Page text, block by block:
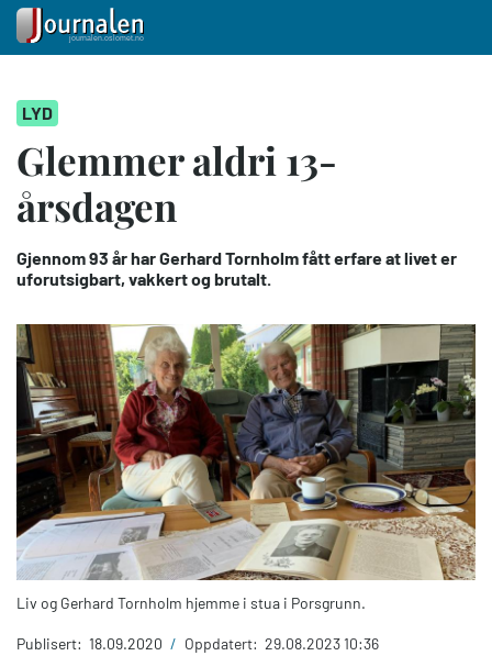
hovedinnhold
LYD
Glemmer aldri 13-
årsdagen
Gjennom 93 år har Gerhard Tornholm fått erfare at livet er
uforutsigbart, vakkert og brutalt.
Liv og Gerhard Tornholm hjemme i stua i Porsgrunn.
Publisert: 18.09.2020 / Oppdatert: 29.08.2023 10:36